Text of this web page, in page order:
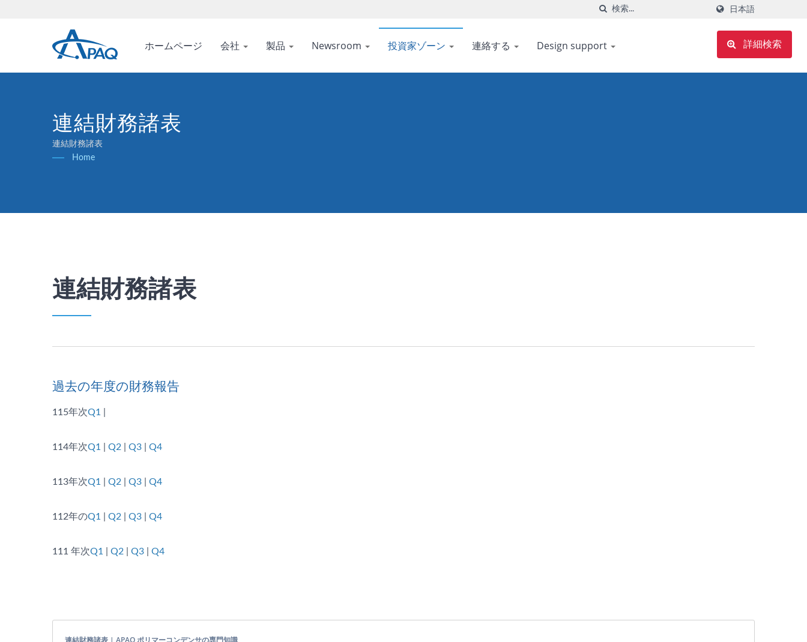
日本語
ホームページ 会社 製品 Newsroom 投資家ゾーン 連絡する Design support 詳細検索
連結財務諸表
連結財務諸表
Home
連結財務諸表
過去の年度の財務報告
115年次Q1
114年次Q1 Q2 Q3 Q4
113年次Q1 Q2 Q3 Q4
112年のQ1 Q2 Q3 Q4
111 年次Q1 Q2 Q3 Q4
連結財務諸表 | APAQ ポリマーコンデンサの専門知識